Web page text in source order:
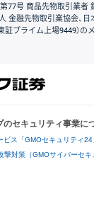
77号 商品先物取引業
金融先物取引業協会、
プライム上場9449）の
セキュリティ事業に
ス「GMOセキュリティ24
撃対策（GMOサイバーセキ